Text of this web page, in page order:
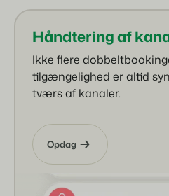
Den stærke kombination af
Markedsføring af fast ejendom
Dit projekt blev udsolgt på ingen tid.
Booking Analytics
Read all stories
Kontakte
Kontakt os
Om os
Historien bag Booking Experts.
Håndtering af
Ikke flere
tilgængelighed er altid
tværs af kanaler.
Opdag